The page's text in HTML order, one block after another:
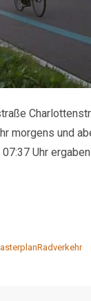
morgens und
Uhr